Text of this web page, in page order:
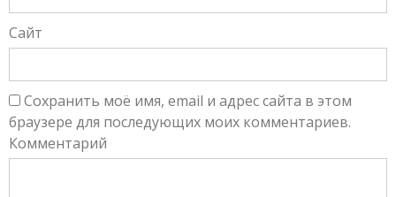
Сайт
Сохранить моё имя, email и адрес сайта в этом
браузере для последующих моих комментариев.
Комментарий